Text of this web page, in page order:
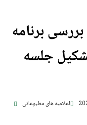
برنامه
جلسه
اعلامیه های مطبوعاتی